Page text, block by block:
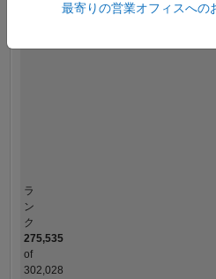
L1
ラ
ン
ク
275,535
of
302,028
最寄りの営業オフィスへの